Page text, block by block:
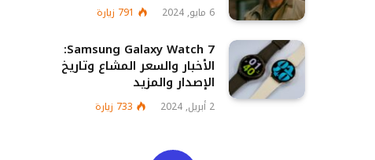
6 مايو, 2024 791 زيارة
Samsung Galaxy Watch 7:
الأخبار والسعر المشاع وتاريخ
الإصدار والمزيد
2 أبريل, 2024 733 زيارة